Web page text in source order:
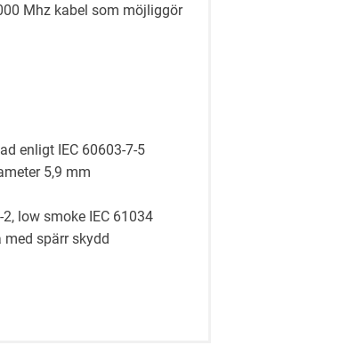
Mhz kabel som möjliggör
enligt IEC 60603-7-5
5,9 mm
low smoke IEC 61034
spärr skydd